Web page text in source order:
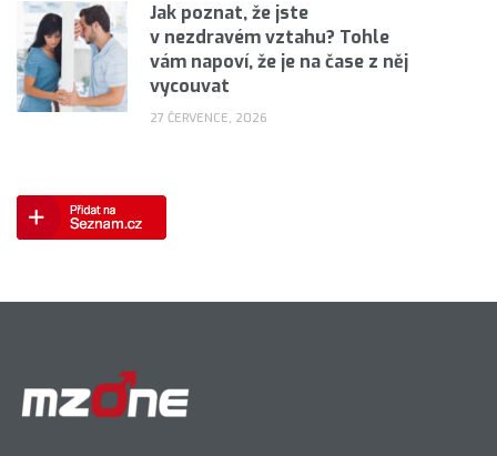
Jak poznat, že jste
v nezdravém vztahu? Tohle
vám napoví, že je na čase z něj
vycouvat
27 ČERVENCE, 2026